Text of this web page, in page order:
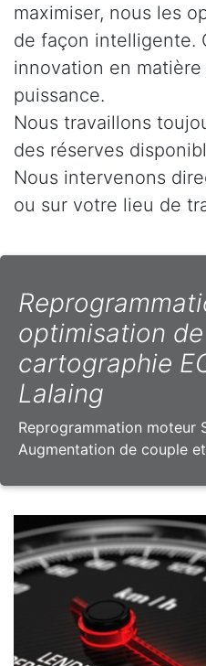
maximiser, nous les
de façon intelligente.
innovation en
puissance.
Nous travaillons
des réserves
Nous intervenons
ou sur votre lieu de
optimisation
cartographie
Lalaing
Reprogrammation moteur
Augmentation de couple